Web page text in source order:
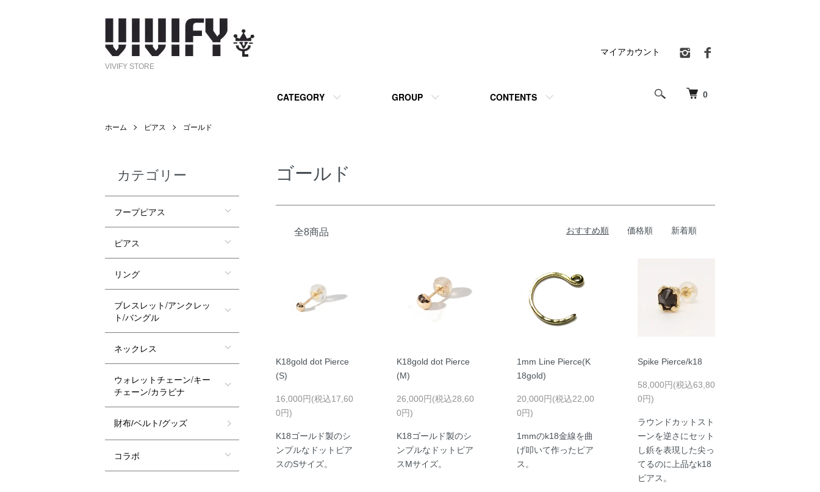
VIVIFY STORE
0
CATEGORY GROUP CONTENTS
マイアカウント
ホーム ピアス ゴールド
ゴールド
全8商品 おすすめ順 価格順 新着順
K18gold dot Pierce
(S)
16,000円(税込17,60
0円)
K18ゴールド製のシ
ンプルなドットピア
スのSサイズ。
K18gold dot Pierce
(M)
26,000円(税込28,60
0円)
K18ゴールド製のシ
ンプルなドットピア
スMサイズ。
1mm Line Pierce(K
18gold)
20,000円(税込22,00
0円)
1mmのk18金線を曲
げ叩いて作ったピア
ス。
Spike Pierce/k18
58,000円(税込63,80
0円)
ラウンドカットスト
ーンを逆さにセット
し鋲を表現した尖っ
てるのに上品なk18
ピアス。
カテゴリー
フープピアス
ピアス
リング
ブレスレット/アンクレッ
ト/バングル
ネックレス
ウォレットチェーン/キー
チェーン/カラビナ
財布/ベルト/グッズ
コラボ